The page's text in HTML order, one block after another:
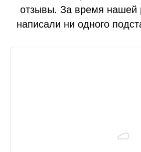
отзывы. За время нашей
написали ни одного